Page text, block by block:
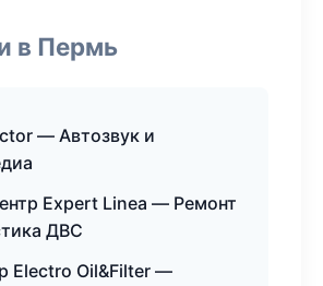
в Пермь
— Автозвук и
Expert Linea — Ремонт
ДВС
Electro Oil&Filter —